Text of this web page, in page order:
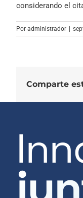
considerando el
Por administrador |
Comparte